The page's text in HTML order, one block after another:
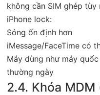
không cần SIM ghép tùy
iPhone lock:
Sóng ổn định hơn
iMessage/FaceTime có
Máy dùng như máy
thường ngày
2.4. Khóa